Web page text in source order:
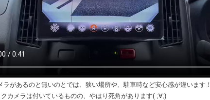
ラがあるのと無いのとでは、狭い場所や、駐車時など安心感が違います！
カメラは付いているものの、やはり死角があります( ;∀;)